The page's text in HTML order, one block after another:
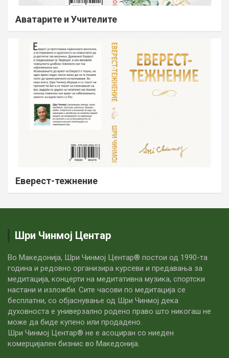
Аватарите и Учителите
Еверест-тежнение
Шри Чинмој Центар
Во Македонија, Шри Чинмој Центар® постои од 1990-та
година и редовно организира курсеви и предавања за
медитација, концерти на медитативна музика, спортски
настани и изложби. Сите часови по медитацијa се
бесплатни, со објаснување од Шри Чинмој дека
духовноста е универзално родено право што никогаш не
може да биде купено или продадено.
Шри Чинмој Центар® не е асоциран со ниеден
комерцијален бизнис во Македонија.